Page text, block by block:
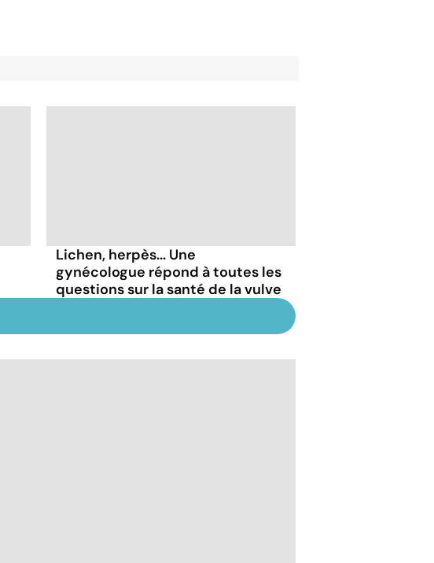
Lichen, herpès... Une
gynécologue répond à toutes les
questions sur la santé de la vulve